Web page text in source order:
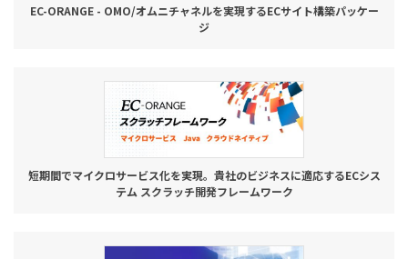
EC-ORANGE - OMO/オムニチャネルを実現するECサイト構築パッケー
ジ
短期間でマイクロサービス化を実現。貴社のビジネスに適応するECシス
テム スクラッチ開発フレームワーク